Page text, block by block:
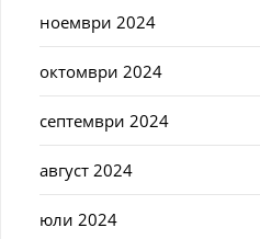
ноември 2024
октомври 2024
септември 2024
август 2024
юли 2024